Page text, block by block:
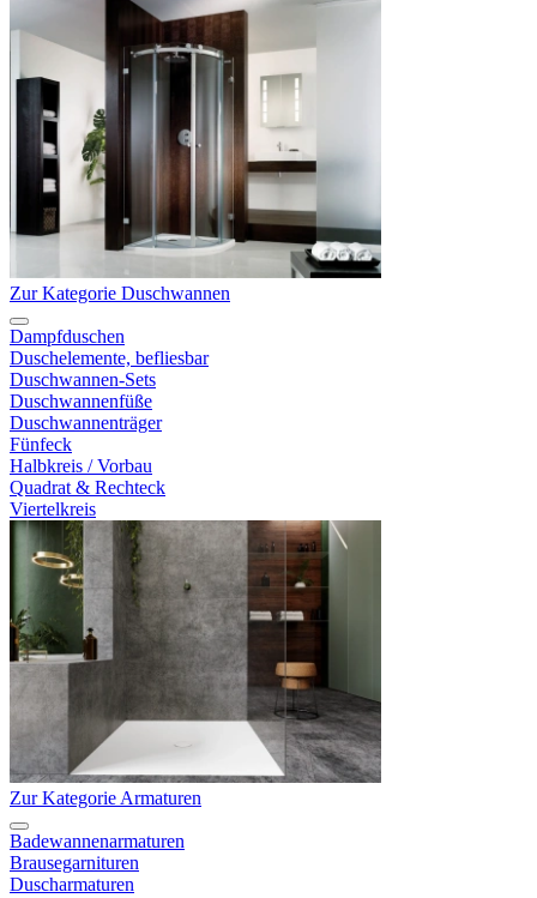
Zur Kategorie Duschwannen
Dampfduschen
Duschelemente, befliesbar
Duschwannen-Sets
Duschwannenfüße
Duschwannenträger
Fünfeck
Halbkreis / Vorbau
Quadrat & Rechteck
Viertelkreis
Zur Kategorie Armaturen
Badewannenarmaturen
Brausegarnituren
Duscharmaturen